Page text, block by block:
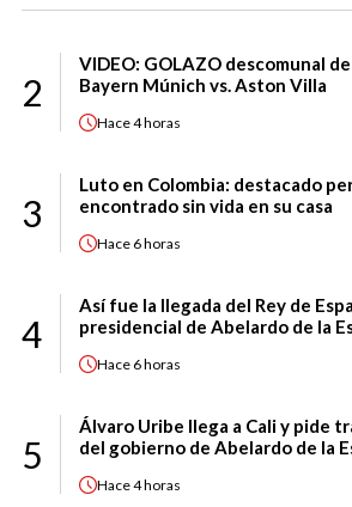
2
VIDEO: GOLAZO descomunal
Bayern Múnich vs. Aston Villa
Hace4 horas
3
Luto en Colombia: destacado
encontrado sin vida en su casa
Hace 6 horas
4
Así fue la llegada del Rey de
presidencial de Abelardo de la
Hace 6 horas
5
Álvaro Uribe llega a Cali y pide
del gobierno de Abelardo de la
Hace4 horas